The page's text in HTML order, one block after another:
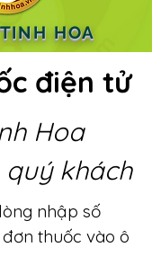
HOA
điện tử
Hoa
khách
nhập số
thuốc vào ô